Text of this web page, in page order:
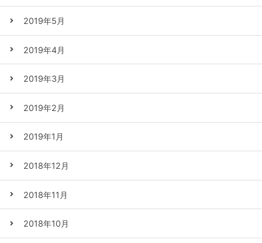
2019年5月
2019年4月
2019年3月
2019年2月
2019年1月
2018年12月
2018年11月
2018年10月